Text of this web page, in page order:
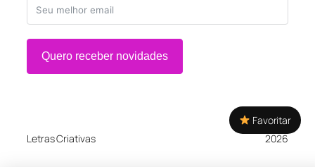
Quero receber novidades
Letras Criativas 2026
Favoritar